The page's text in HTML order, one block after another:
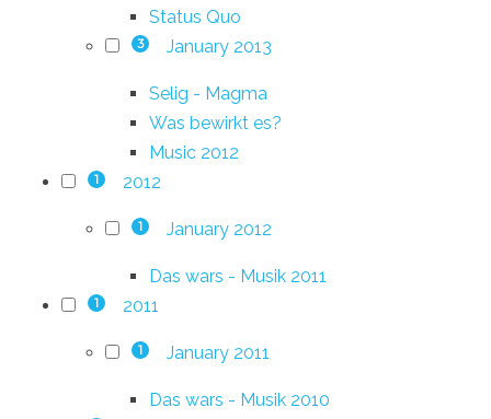
Status Quo
3 January 2013
Selig - Magma
Was bewirkt es?
Music 2012
1 2012
1 January 2012
Das wars - Musik 2011
1 2011
1 January 2011
Das wars - Musik 2010